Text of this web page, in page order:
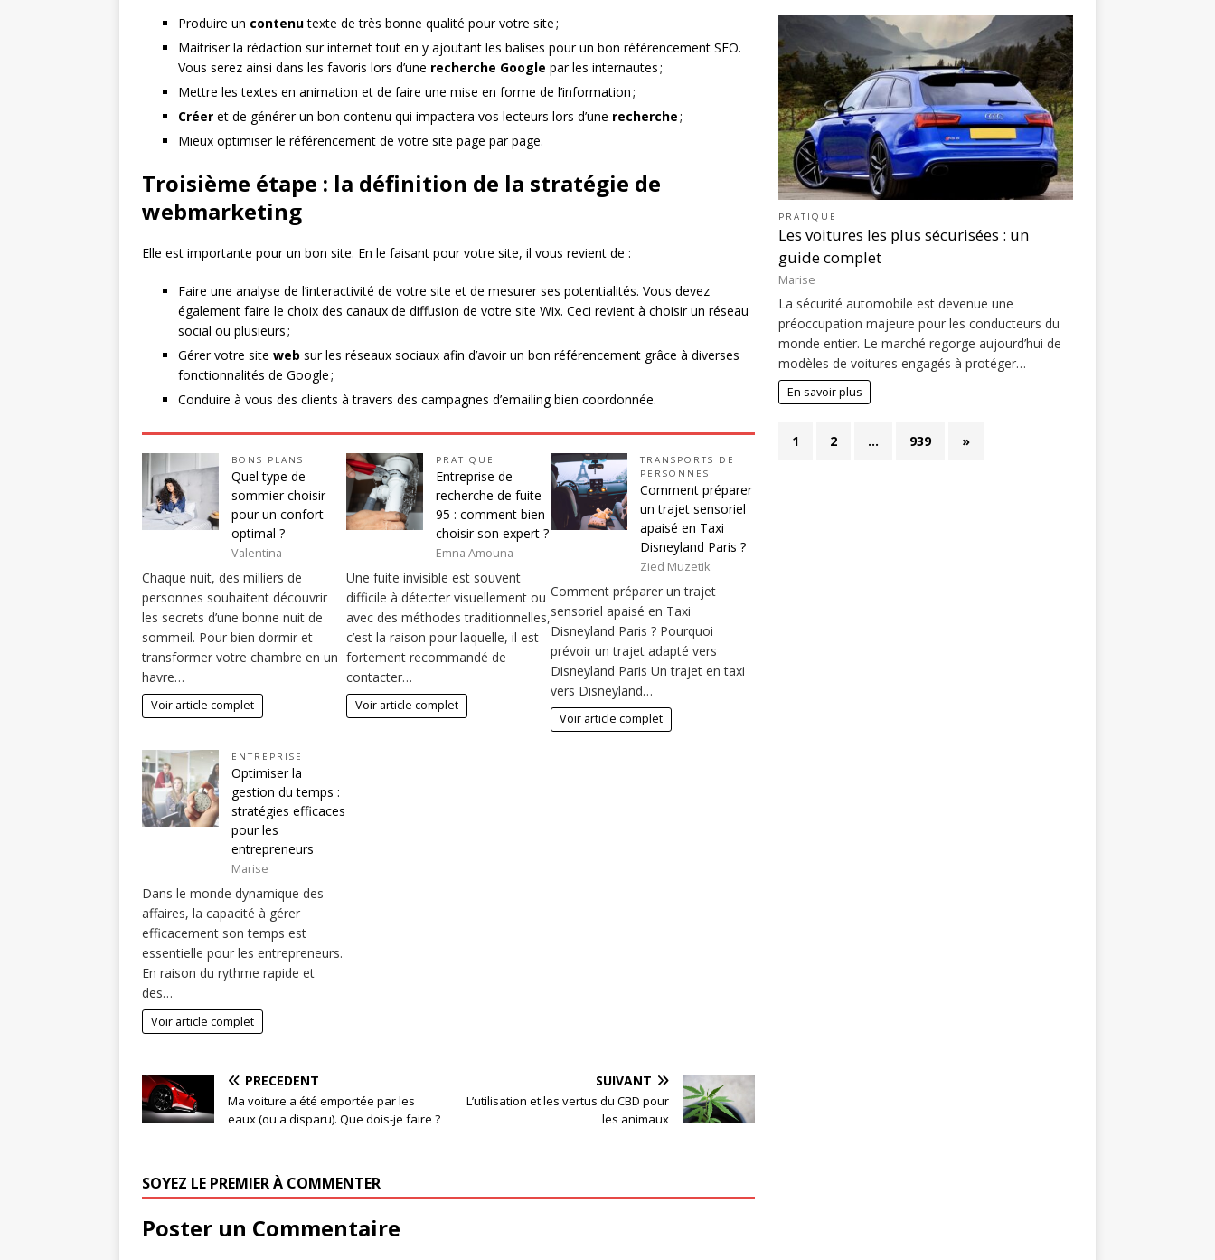
Produire un contenutexte de très bonne qualité pour votre site ;
Maitriser la rédaction sur internet tout en y ajoutant les balises pour un bon référencement SEO.
Vous serez ainsi dans les favoris lors d’une recherche Google par les internautes ;
Mettre les textes en animation et de faire une mise en forme de l’information ;
Créer et de générer un bon contenu qui impactera vos lecteurs lors d’une recherche;
Mieux optimiser le référencement de votre site page par page.
Troisième étape : la définition de la stratégie de
webmarketing
Elle est importante pour un bon site. En le faisant pour votre site, il vous revient de :
Faire une analyse de l’interactivité de votre site et de mesurer ses potentialités. Vous devez
également faire le choix des canaux de diffusion de votre site Wix. Ceci revient à choisir un réseau
social ou plusieurs ;
Gérer votre site web sur les réseaux sociaux afin d’avoir un bon référencement grâce à diverses
fonctionnalités de Google ;
Conduire à vous des clients à travers des campagnes d’emailing bien coordonnée.
BONS PLANS
Quel type de
sommier choisir
pour un confort
optimal ?
Valentina
Chaque nuit, des milliers de
personnes souhaitent découvrir
les secrets d’une bonne nuit de
sommeil. Pour bien dormir et
transformer votre chambre en un
havre…
Voir article complet
PRATIQUE
Entreprise de
recherche de fuite
95 : comment bien
choisir son expert ?
Emna Amouna
Une fuite invisible est souvent
difficile à détecter visuellement ou
avec des méthodes traditionnelles,
c’est la raison pour laquelle, il est
fortement recommandé de
contacter…
Voir article complet
TRANSPORTS DE
PERSONNES
Comment préparer
un trajet sensoriel
apaisé en Taxi
Disneyland Paris ?
Zied Muzetik
Comment préparer un trajet
sensoriel apaisé en Taxi
Disneyland Paris ? Pourquoi
prévoir un trajet adapté vers
Disneyland Paris Un trajet en taxi
vers Disneyland…
Voir article complet
ENTREPRISE
Optimiser la
gestion du temps :
stratégies efficaces
pour les
entrepreneurs
Marise
Dans le monde dynamique des
affaires, la capacité à gérer
efficacement son temps est
essentielle pour les entrepreneurs.
En raison du rythme rapide et
des…
Voir article complet
PRÉCÉDENT
Ma voiture a été emportée par les
eaux (ou a disparu). Que dois-je faire ?
SUIVANT
L’utilisation et les vertus du CBD pour
les animaux
SOYEZ LE PREMIER À COMMENTER
Poster un Commentaire
PRATIQUE
Les voitures les plus sécurisées : un
guide complet
Marise
La sécurité automobile est devenue une
préoccupation majeure pour les conducteurs du
monde entier. Le marché regorge aujourd’hui de
modèles de voitures engagés à protéger…
En savoir plus
1 2 … 939 »